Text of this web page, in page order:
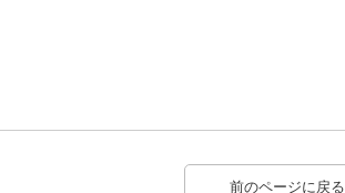
前のページに戻る